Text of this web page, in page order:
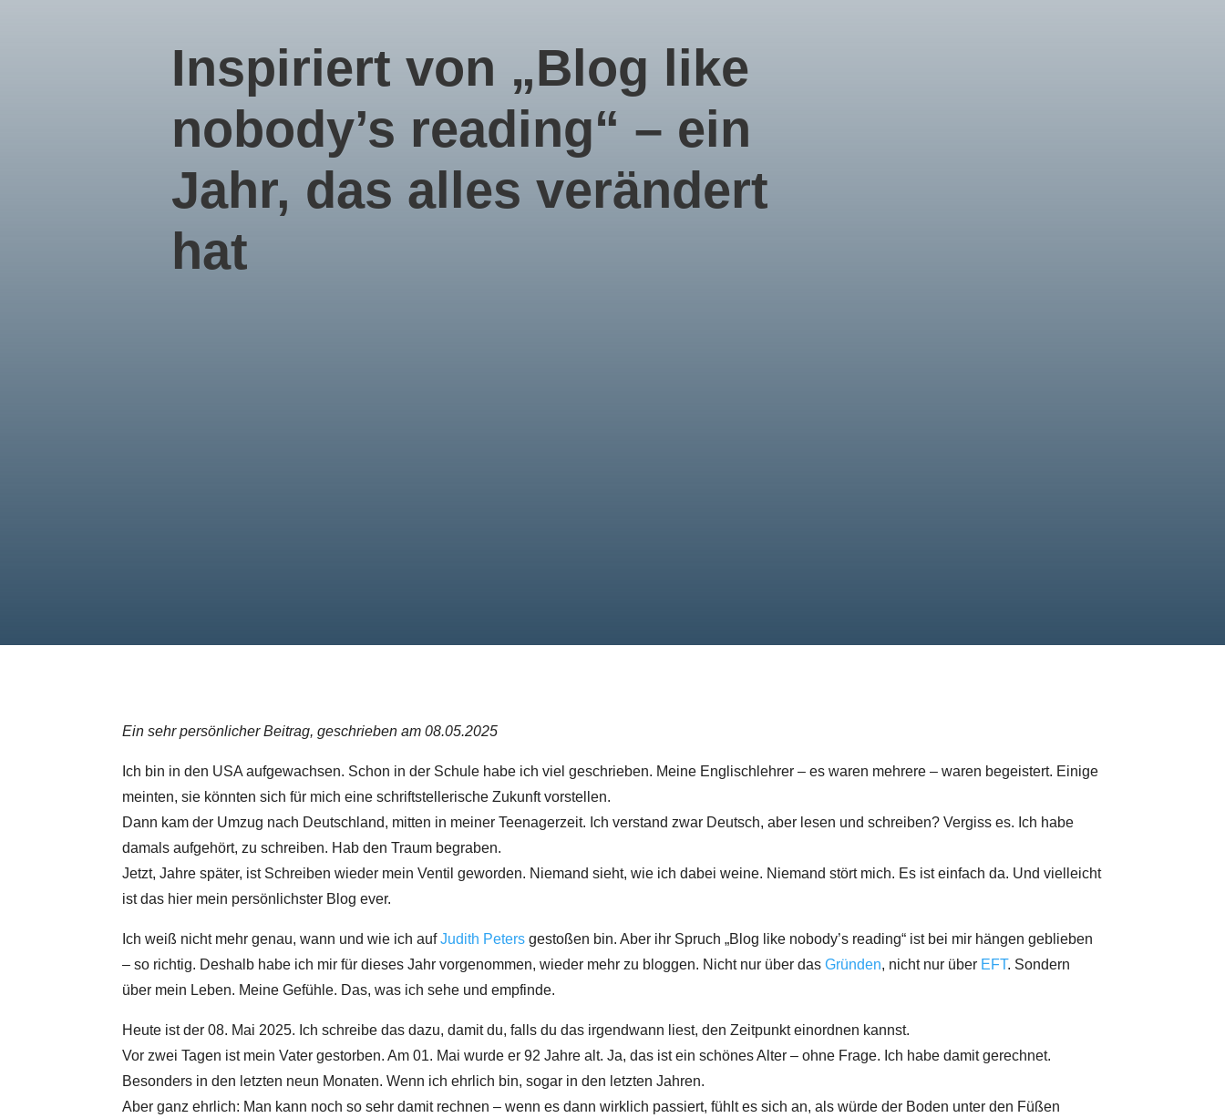
­Inspiriert von „Blog like
nobody’s reading“ – ein
Jahr, das alles verändert
hat
Ein sehr persönlicher Beitrag, geschrieben am 08.05.2025
Ich bin in den USA aufgewachsen. Schon in der Schule habe ich viel geschrieben. Meine Englischlehrer – es waren mehrere – waren begeistert. Einige
meinten, sie könnten sich für mich eine schriftstellerische Zukunft vorstellen.
Dann kam der Umzug nach Deutschland, mitten in meiner Teenagerzeit. Ich verstand zwar Deutsch, aber lesen und schreiben? Vergiss es. Ich habe
damals aufgehört, zu schreiben. Hab den Traum begraben.
Jetzt, Jahre später, ist Schreiben wieder mein Ventil geworden. Niemand sieht, wie ich dabei weine. Niemand stört mich. Es ist einfach da. Und vielleicht
ist das hier mein persönlichster Blog ever.
Ich weiß nicht mehr genau, wann und wie ich aufJudith Peters gestoßen bin. Aber ihr Spruch „Blog like nobody’s reading“ ist bei mir hängen geblieben
– so richtig. Deshalb habe ich mir für dieses Jahr vorgenommen, wieder mehr zu bloggen. Nicht nur über dasGründen, nicht nur über EFT. Sondern
über mein Leben. Meine Gefühle. Das, was ich sehe und empfinde.
Heute ist der 08. Mai 2025. Ich schreibe das dazu, damit du, falls du das irgendwann liest, den Zeitpunkt einordnen kannst.
Vor zwei Tagen ist mein Vater gestorben. Am 01. Mai wurde er 92 Jahre alt. Ja, das ist ein schönes Alter – ohne Frage. Ich habe damit gerechnet.
Besonders in den letzten neun Monaten. Wenn ich ehrlich bin, sogar in den letzten Jahren.
Aber ganz ehrlich: Man kann noch so sehr damit rechnen – wenn es dann wirklich passiert, fühlt es sich an, als würde der Boden unter den Füßen